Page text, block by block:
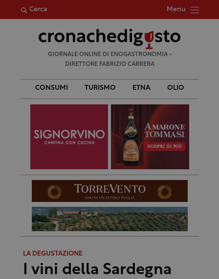
Cerca Menu
per:
GIORNALE ONLINE DI ENOGASTRONOMIA •
DIRETTORE FABRIZIO CARRERA
CONSUMI TURISMO ETNA OLIO
LA DEGUSTAZIONE
I vini della Sardegna